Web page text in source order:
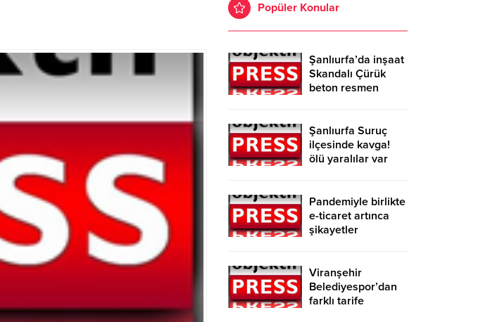
Popüler Konular
Şanlıurfa’da inşaat
Skandalı Çürük
beton resmen
Şanlıurfa Suruç
ilçesinde kavga!
ölü yaralılar var
Pandemiyle birlikte
e-ticaret artınca
şikayetler
Viranşehir
Belediyespor’dan
farklı tarife